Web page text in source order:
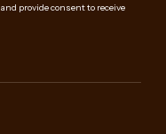
and provide consent to receive